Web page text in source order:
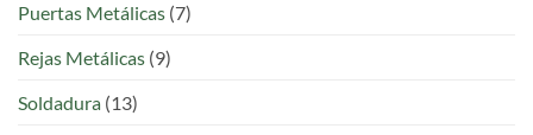
Puertas Metálicas (7)
Rejas Metálicas (9)
Soldadura (13)